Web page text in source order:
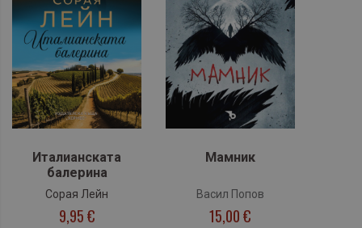
Италианската
балерина
Сорая Лейн
9,95 €
Мамник
Васил Попов
15,00 €